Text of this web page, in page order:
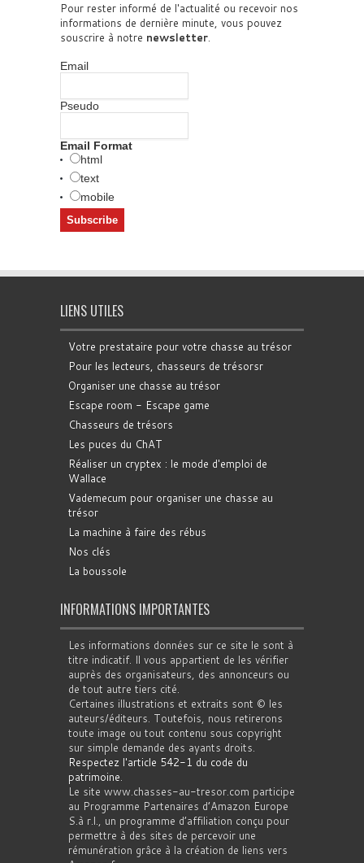
Pour rester informé de l'actualité ou recevoir nos
informations de dernière minute, vous pouvez
souscrire à notre newsletter.
Email
Pseudo
Email Format
html
text
mobile
LIENS UTILES
Votre prestataire pour votre chasse au trésor
Pour les lecteurs, chasseurs de trésorsr
Organiser une chasse au trésor
Escape room - Escape game
Chasseurs de trésors
Les puces du ChAT
Réaliser un cryptex : le mode d'emploi de
Wallace
Vademecum pour organiser une chasse au
trésor
La machine à faire des rébus
Nos clés
La boussole
INFORMATIONS IMPORTANTES
Les informations données sur ce site le sont à
titre indicatif. Il vous appartient de les vérifier
auprès des organisateurs, des annonceurs ou
de tout autre tiers cité.
Certaines illustrations et extraits sont © les
auteurs/éditeurs. Toutefois, nous retirerons
toute image ou tout contenu sous copyright
sur simple demande des ayants droits.
Respectez l'article 542-1 du code du
patrimoine.
Le site www.chasses-au-tresor.com participe
au Programme Partenaires d’Amazon Europe
S.à r.l., un programme d’affiliation conçu pour
permettre à des sites de percevoir une
rémunération grâce à la création de liens vers